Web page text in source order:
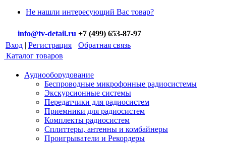
Не нашли интересующий Вас товар?
info@tv-detail.ru +7 (499) 653-87-97
Вход | Регистрация
Обратная связь
Каталог товаров
Аудиооборудование
Беспроводные микрофонные радиосистемы
Экскурсионные системы
Передатчики для радиосистем
Приемники для радиосистем
Комплекты радиосистем
Сплиттеры, антенны и комбайнеры
Проигрыватели и Рекордеры